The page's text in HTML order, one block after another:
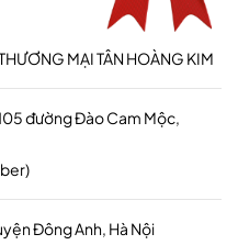
MẠI TÂN HOÀNG KIM
đường Đào Cam Mộc,
Đông Anh, Hà Nội